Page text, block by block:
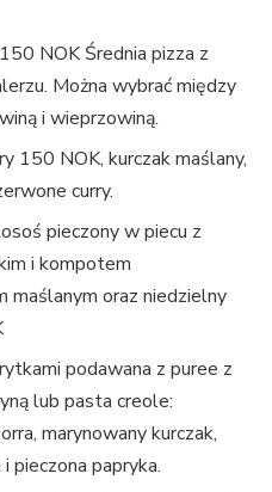
NOK Średnia pizza z
Można wybrać między
i wieprzowiną.
150 NOK, kurczak maślany,
curry.
pieczony w piecu z
i kompotem
maślanym oraz niedzielny
podawana z puree z
lub pasta creole:
marynowany kurczak,
pieczona papryka.